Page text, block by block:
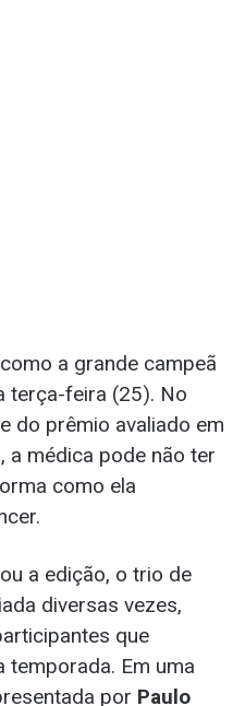
a grande campeã
terça-feira (25). No
do prêmio avaliado em
a médica pode não ter
como ela
a edição, o trio de
diversas vezes,
que
temporada. Em uma
por Paulo